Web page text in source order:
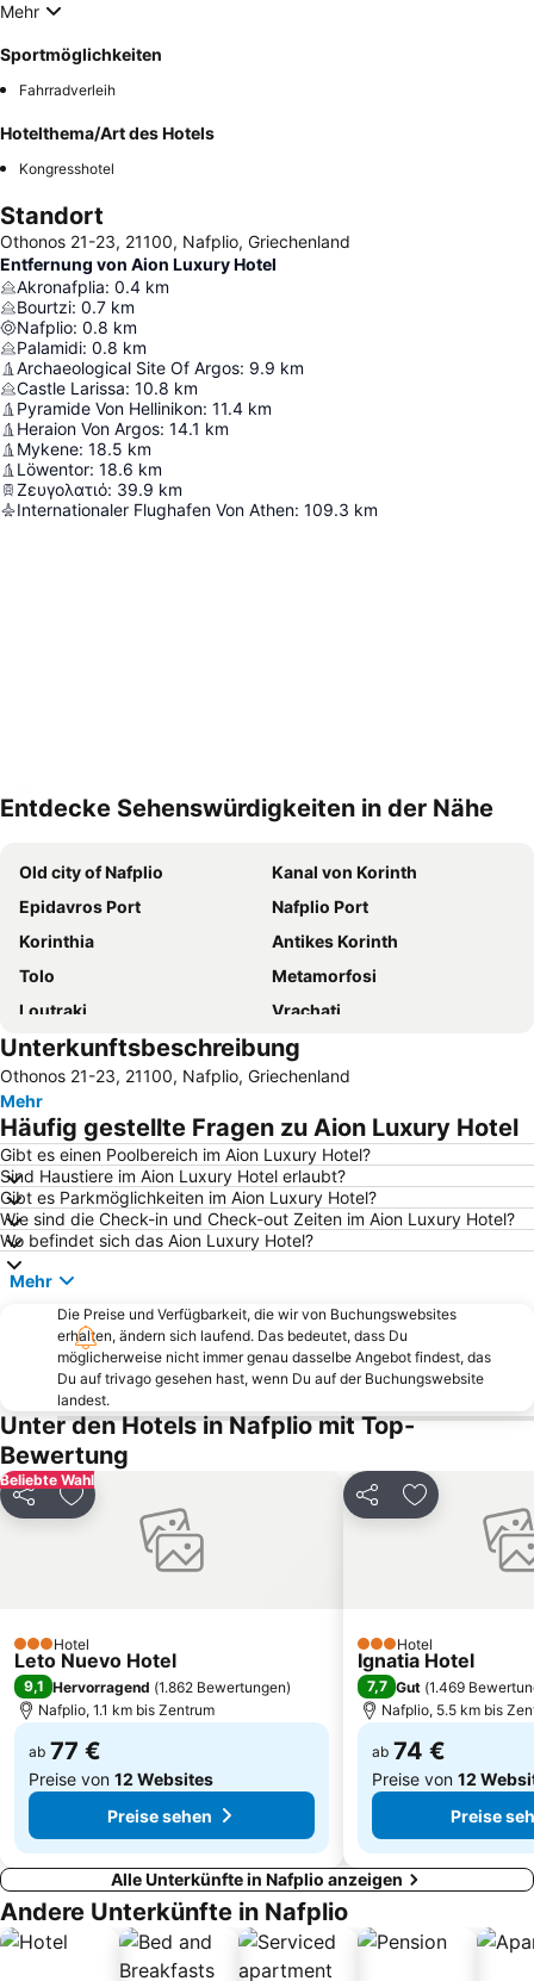
Mehr
Sportmöglichkeiten
Fahrradverleih
Hotelthema/Art des Hotels
Kongresshotel
Standort
Othonos 21-23, 21100, Nafplio, Griechenland
Entfernung von Aion Luxury Hotel
Akronafplia: 0.4 km
Bourtzi: 0.7 km
Nafplio: 0.8 km
Palamidi: 0.8 km
Archaeological Site Of Argos: 9.9 km
Castle Larissa: 10.8 km
Pyramide Von Hellinikon: 11.4 km
Heraion Von Argos: 14.1 km
Mykene: 18.5 km
Löwentor: 18.6 km
Ζευγολατιό: 39.9 km
Internationaler Flughafen Von Athen: 109.3 km
Entdecke Sehenswürdigkeiten in der Nähe
Old city of Nafplio
Kanal von Korinth
Epidavros Port
Nafplio Port
Korinthia
Antikes Korinth
Tolo
Metamorfosi
Loutraki
Vrachati
Astros
Mykene
Hinitsa
Archea Epidavros
Loutra Oreas Elenis
Nea Epidavros
Cocoon
Cayo Blanco
Waterfalls of Loutraki
Archaeological Museum of Nauplion
Kalamia
Paraliako Parko Agiou Nikolaou
Ancient Theater of Epidavros
Kallas Beach
Ligoneri
Nafplio Carnival
Red Rock
Plaka
Kantia
Franchthi Cave
Spa Oreas Elenis
Porto Heli Marine
Kokkoni
Paolo
Neraki
Plateía Syntágmatos
Traditional Settlement of Paralio Astros
Unterkunftsbeschreibung
Othonos 21-23, 21100, Nafplio, Griechenland
Mehr
Häufig gestellte Fragen zu Aion Luxury Hotel
Gibt es einen Poolbereich im Aion Luxury Hotel?
Sind Haustiere im Aion Luxury Hotel erlaubt?
Gibt es Parkmöglichkeiten im Aion Luxury Hotel?
Wie sind die Check-in und Check-out Zeiten im Aion Luxury Hotel?
Wo befindet sich das Aion Luxury Hotel?
Mehr
Die Preise und Verfügbarkeit, die wir von Buchungswebsites
erhalten, ändern sich laufend. Das bedeutet, dass Du
möglicherweise nicht immer genau dasselbe Angebot findest, das
Du auf trivago gesehen hast, wenn Du auf der Buchungswebsite
landest.
Unter den Hotels in Nafplio mit Top-
Bewertung
Beliebte Wahl
Teilen Zu Favoriten hinzufügen
3 Sterne
Hotel
Leto Nuevo Hotel
9,1 Hervorragend (1.862 Bewertungen)
Nafplio, 1.1 km bis Zentrum
ab 77 €
Preise von 12 Websites
Preise sehen
Teilen Zu Favoriten
3 Sterne
Hotel
Ignatia Hotel
7,7 Gut (1.469
Nafplio, 5.5 km bis
ab 74 €
Preise von 12
Preise
Alle Unterkünfte in Nafplio anzeigen
Andere Unterkünfte in Nafplio